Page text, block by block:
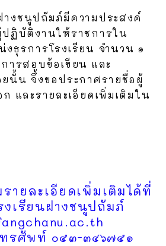
างชนูปถัมภ์มีความประสงค์
ฏิบัติงานให้ราชการใน
งธุรการโรงเรียน จำนวน ๑
ารสอบข้อเขียน และ
นั้น จึ้งขอประกาศรายชื่อผู้
และรายละเอียดเพิ่มเติมใน
ายละเอียดเพิ่มเติมได้ที่
งเรียนฝางชนูปถัมภ์
รศัพท์ ๐๕๓-๓๔๖๗๕๑